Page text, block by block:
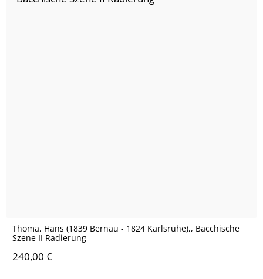
Thoma, Hans (1839 Bernau - 1824 Karlsruhe),, Bacchische
Szene II Radierung
240,00 €